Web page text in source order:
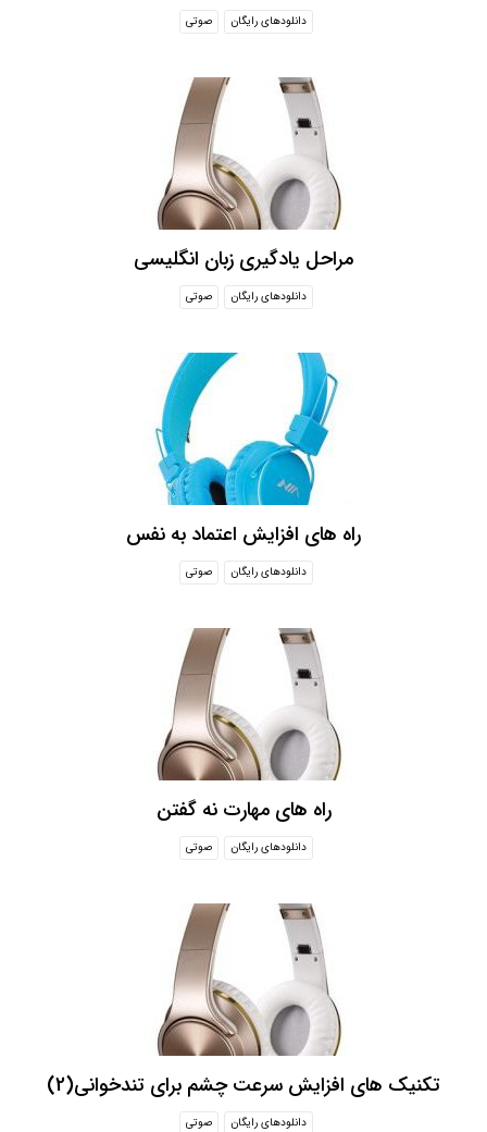
دانلودهای رایگان صوتی
مراحل یادگیری زبان انگلیسی
دانلودهای رایگان صوتی
راه های افزایش اعتماد به نفس
دانلودهای رایگان صوتی
راه های مهارت نه گفتن
دانلودهای رایگان صوتی
تکنیک های افزایش سرعت چشم برای تندخوانی(2)
دانلودهای رایگان صوتی